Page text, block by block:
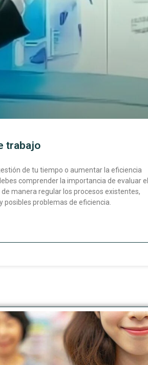
trabajo
de tu tiempo o aumentar la eficiencia
comprender la importancia de evaluar el
manera regular los procesos existentes,
problemas de eficiencia.